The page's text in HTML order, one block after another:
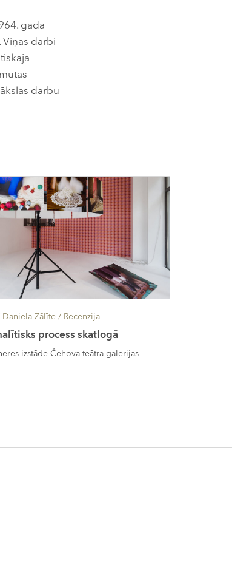
gada
darbi
darbu
Zālīte / Recenzija
process skatlogā
izstāde Čehova teātra galerijas